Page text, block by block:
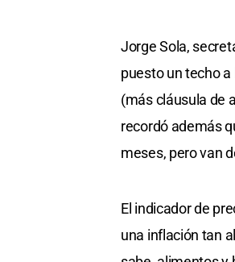
Jorge Sola,
puesto un techo
(más cláusula de
recordó además
meses, pero van
El indicador de
una inflación tan